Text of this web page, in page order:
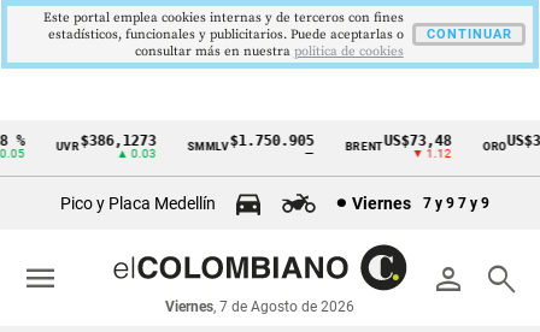
Cintillo
económicos
Colombia
UVR$386,1273
▲ 0.03
SMMLV$1.750.905 BRENTUS$73,48
▼ 1.12
ORO
Pico y Placa Medellín Viernes 7 y 9 7 y 9
person search
Viernes, 7 de Agosto de 2026
menu
Este portal emplea cookies internas y de terceros con fines
estadísticos, funcionales y publicitarios. Puede aceptarlas o
consultar más en nuestra politica de cookies
CONTINUAR